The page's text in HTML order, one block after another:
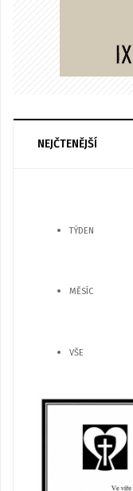
NEJČTENĚJŠÍ
TÝDEN
MĚSÍC
VŠE